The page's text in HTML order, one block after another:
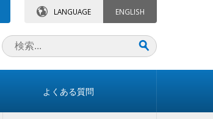
LANGUAGE ENGLISH
よくある質問